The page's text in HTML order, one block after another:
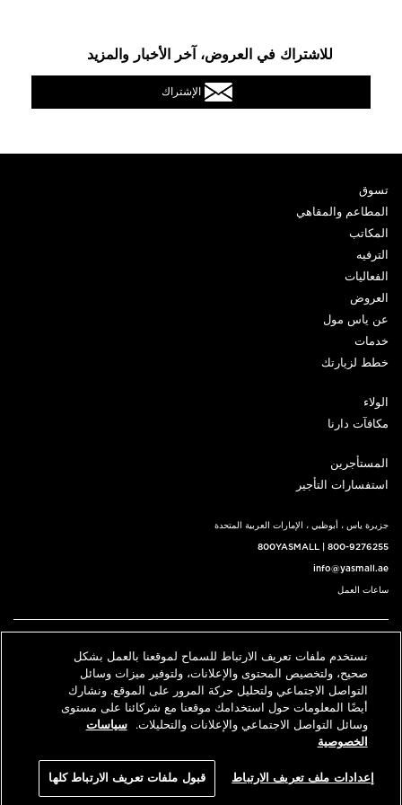
للاشتراك في العروض، آخر الأخبار والمزيد
الإشتراك
تسوق
المطاعم والمقاهي
المكاتب
الترفيه
الفعاليات
العروض
عن ياس مول
خدمات
خطط لزيارتك
الولاء
مكافآت دارنا
المستأجرين
استفسارات التأجير
جزيرة ياس ، أبوظبي ، الإمارات العربية المتحدة
800YASMALL 800-9276255
info@yasmall.ae
ساعات العمل
English حدد موقعنا اتصل بنا
© 2026 كل الحقوق محفوظة، ياس مول v3.1
An ALDAR Property
نستخدم ملفات تعريف الارتباط للسماح لموقعنا بالعمل بشكل
صحيح، ولتخصيص المحتوى والإعلانات، ولتوفير ميزات وسائل
التواصل الاجتماعي ولتحليل حركة المرور على الموقع. ونشارك
أيضًا المعلومات حول استخدامك موقعنا مع شركائنا على مستوى
وسائل التواصل الاجتماعي والإعلانات والتحليلات.
سياسات
الخصوصية
إعدادات ملف تعريف الارتباط قبول ملفات تعريف الارتباط كلها